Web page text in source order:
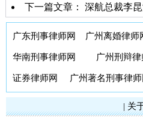
下一篇文章： 深航总裁李
广东刑事律师网 广州离婚律师
华南刑事律师网 广州刑辩律
证券律师网 广州著名刑事律师
| 关